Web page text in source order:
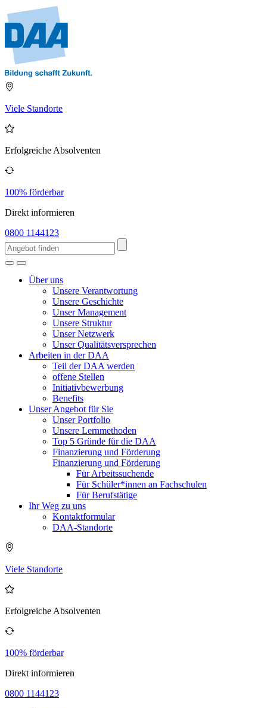
Viele Standorte
Erfolgreiche Absolventen
100% förderbar
Direkt informieren
0800 1144123
Über uns
Unsere Verantwortung
Unsere Geschichte
Unser Management
Unsere Struktur
Unser Netzwerk
Unser Qualitätsversprechen
Arbeiten in der DAA
Teil der DAA werden
offene Stellen
Initiativbewerbung
Benefits
Unser Angebot für Sie
Unser Portfolio
Unsere Lernmethoden
Top 5 Gründe für die DAA
Finanzierung und Förderung
Finanzierung und Förderung
Für Arbeitssuchende
Für Schüler*innen an Fachschulen
Für Berufstätige
Ihr Weg zu uns
Kontaktformular
DAA-Standorte
Viele Standorte
Erfolgreiche Absolventen
100% förderbar
Direkt informieren
0800 1144123